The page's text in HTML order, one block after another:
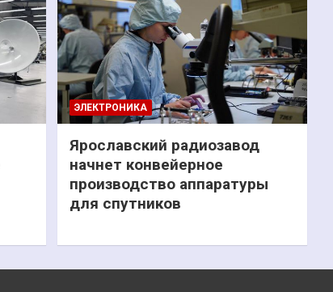
ЭЛЕКТРОНИКА
Ярославский радиозавод
начнет конвейерное
производство аппаратуры
для спутников